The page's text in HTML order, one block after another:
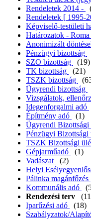
Rendeletek 2014 -
Rendeletek [ 1995-
Képviselő-testületi
Határozatok -
Anonimizált
Pénzügyi bizottság
SZO bizottság
(19)
TK bizottság
(21)
TSZK bizottság
Ügyrendi bizottság
Vizsgálatok,
Idegenforgalmi adó
Építmény adó
(1)
Ügyrendi Bizottsági
Pénzügyi Bizottsági
TSZK Bizottsági
Gépjarműadó
(1)
Vadászat
(2)
Helyi
Pálinka magánfőzés
Kommunális adó
Rendezési terv
Iparűzési adó
(18)
Szabályzatok/